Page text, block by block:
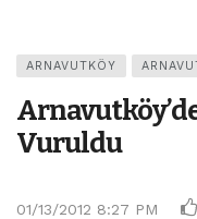
ARNAVUTKÖY
Vuruldu
01/13/2012 8:27 PM